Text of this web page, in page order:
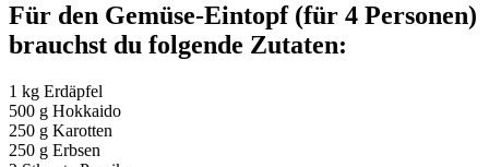
Für den Gemüse-Eintopf (für 4 Personen)
brauchst du folgende Zutaten:
1 kg Erdäpfel
500 g Hokkaido
250 g Karotten
250 g Erbsen